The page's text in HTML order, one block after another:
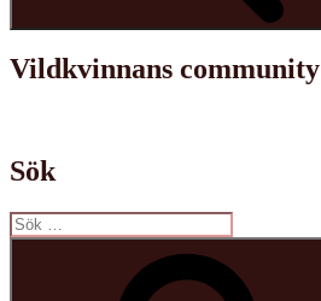
Vildkvinnans community
Sök
Sök
efter: